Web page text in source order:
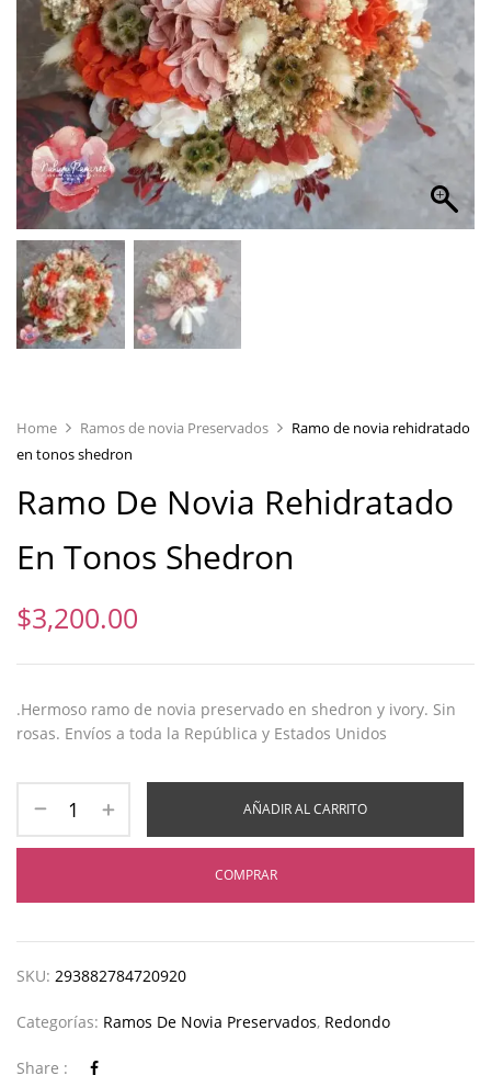
Home Ramos de novia Preservados
Ramo de novia rehidratado
en tonos shedron
Ramo De Novia Rehidratado
En Tonos Shedron
$3,200.00
.Hermoso ramo de novia preservado en shedron y ivory. Sin
rosas. Envíos a toda la República y Estados Unidos
AÑADIR AL CARRITO
COMPRAR
SKU: 293882784720920
Categorías: Ramos De Novia Preservados, Redondo
Share :